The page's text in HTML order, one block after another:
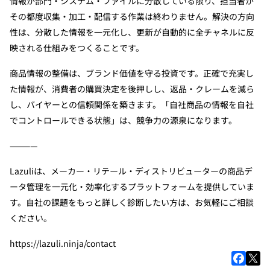
その都度収集・加工・配信する作業は終わりません。解決の方向
性は、分散した情報を一元化し、更新が自動的に全チャネルに反
映される仕組みをつくることです。
商品情報の整備は、ブランド価値を守る投資です。正確で充実し
た情報が、消費者の購買決定を後押しし、返品・クレームを減ら
し、バイヤーとの信頼関係を築きます。「自社商品の情報を自社
でコントロールできる状態」は、競争力の源泉になります。
————
Lazuliは、メーカー・リテール・ディストリビューターの商品デ
ータ管理を一元化・効率化するプラットフォームを提供していま
す。自社の課題をもっと詳しく診断したい方は、お気軽にご相談
ください。
https://lazuli.ninja/contact